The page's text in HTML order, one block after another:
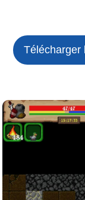
Télécharger